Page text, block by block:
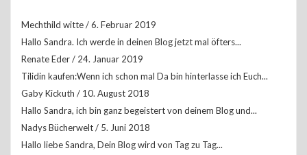
Mechthild witte/6. Februar 2019
Hallo Sandra. Ich werde in deinen Blog jetzt mal öfters...
Renate Eder/ 24. Januar 2019
Tilidin kaufen:Wenn ich schon mal Da bin hinterlasse ich Euch...
Gaby Kickuth / 10. August 2018
Hallo Sandra, ich bin ganz begeistert von deinem Blog und...
Nadys Bücherwelt/ 5. Juni 2018
Hallo liebe Sandra, Dein Blog wird von Tag zu Tag...